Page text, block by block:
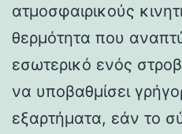
ατμοσφαιρικούς
θερμότητα που
εσωτερικό ενός
να υποβαθμίσει
εξαρτήματα, εάν το